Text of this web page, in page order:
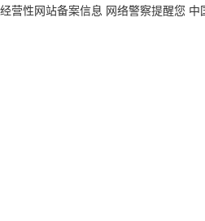
经营性网站备案信息 网络警察提醒您 中